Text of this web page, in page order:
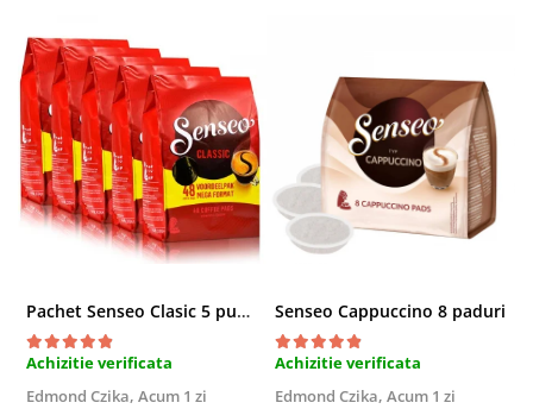
Pachet Senseo Clasic 5 pungi x 48 paduri
Achizitie verificata
Edmond Czika, Acum 1 zi
Senseo Cappuccino 8 paduri
Achizitie verificata
Edmond Czika, Acum 1 zi